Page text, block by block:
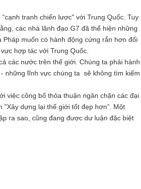
tranh chiến lược" với Trung Quốc. Tuy
các nhà lãnh đạo G7 đã thể hiện những
Pháp muốn có hành động cứng rắn hơn đối
hợp tác với Trung Quốc.
các nước trên thế giới. Chúng ta phải hành
những lĩnh vực chúng ta sẽ không tìm kiếm
việc công bố thỏa thuận ngăn chặn các đại
dựng lại thế giới tốt đẹp hơn”. Một
ra sao, cũng đang được dư luận đặc biệt